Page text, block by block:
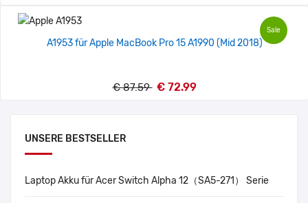
UNSERE BESTSELLER
Laptop Akku für Acer Switch Alpha 12（SA5-271） Serie
Sale
A1953 für Apple MacBook Pro 15 A1990 (Mid 2018)
€ 87.59 € 72.99